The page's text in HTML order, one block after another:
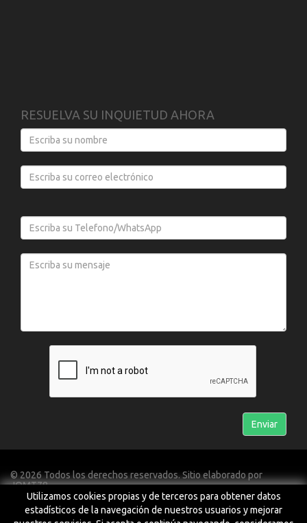
Utilizamos cookies propias y de terceros para obtener datos
estadísticos de la navegación de nuestros usuarios y mejorar
RESUELVA SU INQUIETUD AHORA
© 2026 Todos los derechos reservados. Sitio elaborado por
JOMT78